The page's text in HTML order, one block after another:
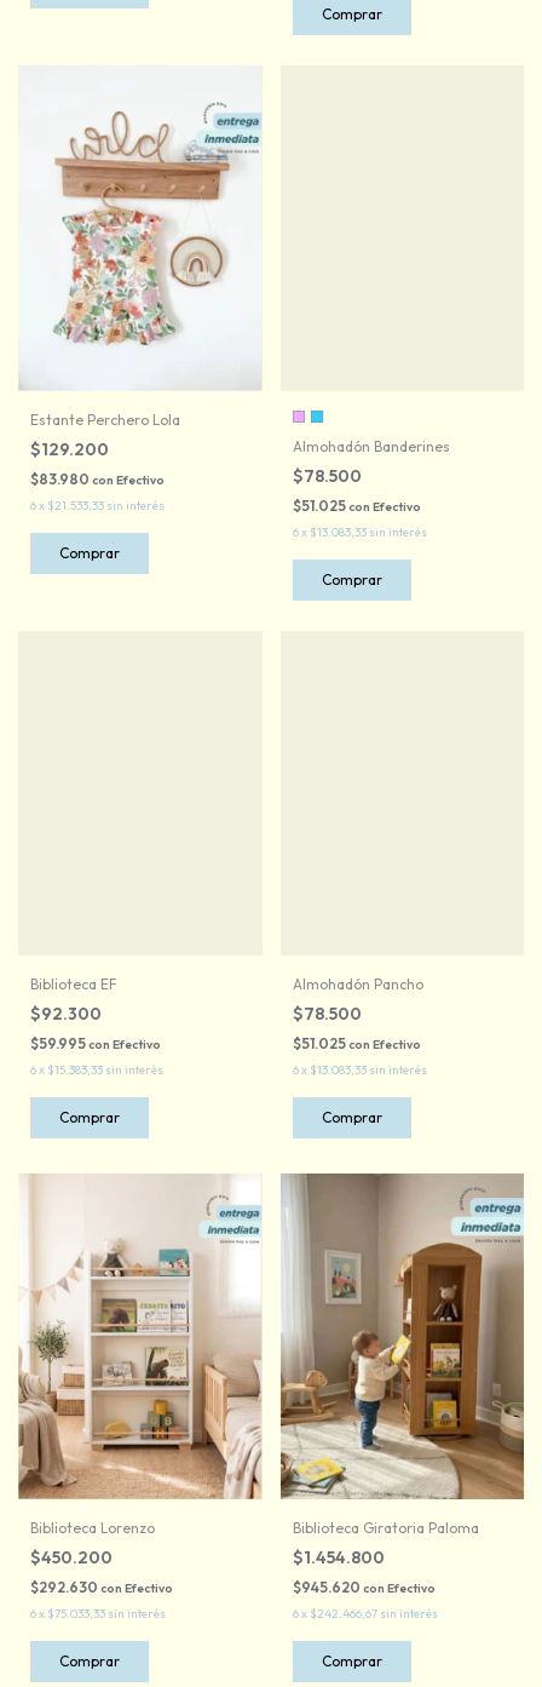
Comprar
Estante Perchero Lola
$129.200
$83.980 con Efectivo
6x $21.533,33 sin interés
Comprar
Almohadón Banderines
$78.500
$51.025con Efectivo
6x $13.083,33 sin interés
Comprar
Biblioteca EF
$92.300
$59.995con Efectivo
6x $15.383,33 sin interés
Comprar
Almohadón Pancho
$78.500
$51.025con Efectivo
6x $13.083,33 sin interés
Biblioteca Lorenzo
$450.200
$292.630 con Efectivo
6x $75.033,33 sin interés
Comprar
Biblioteca Giratoria Paloma
$1.454.800
$945.620 con Efectivo
6x $242.466,67 sin interés